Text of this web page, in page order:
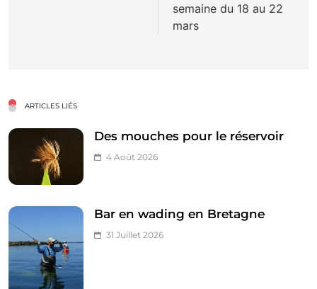
semaine du 18 au 22
mars
ARTICLES LIÉS
Des mouches pour le réservoir
4 Août 2026
Bar en wading en Bretagne
31 Juillet 2026